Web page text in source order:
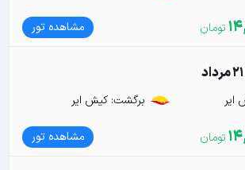
مشاهده تور
برگشت: کیش ایر
مشاهده تور